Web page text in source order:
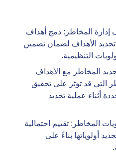
إدارة المخاطر: دمج أهداف
الأهداف لضمان تضمين
التنظيمية.
المخاطر مع الأهداف
التي قد تؤثر على تحقيق
أثناء عملية تحديد
المخاطر: تقييم احتمالية
أولوياتها بناءً على